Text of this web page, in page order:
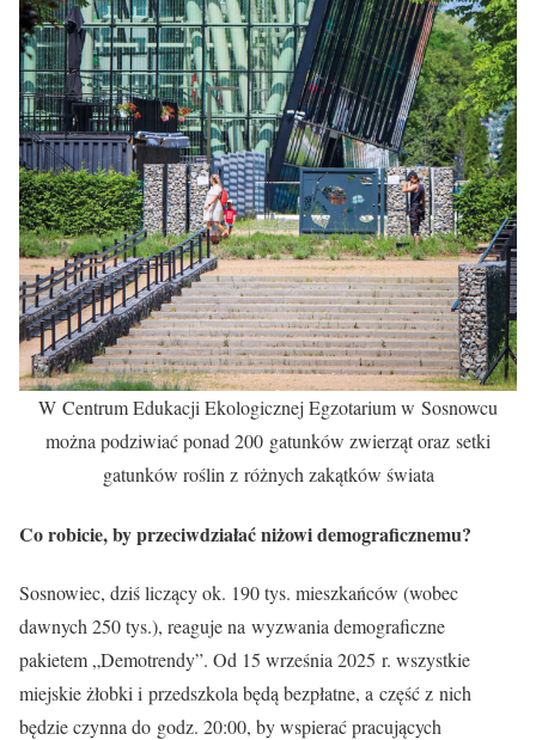
W Centrum Edukacji Ekologicznej Egzotarium w Sosnowcu
można podziwiać ponad 200 gatunków zwierząt oraz setki
gatunków roślin z różnych zakątków świata
Co robicie, by przeciwdziałać niżowi demograficznemu?
Sosnowiec, dziś liczący ok. 190 tys. mieszkańców (wobec
dawnych 250 tys.), reaguje na wyzwania demograficzne
pakietem „Demotrendy”. Od 15 września 2025 r. wszystkie
miejskie żłobki i przedszkola będą bezpłatne, a część z nich
będzie czynna do godz. 20:00, by wspierać pracujących